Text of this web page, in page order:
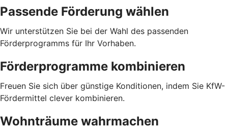
Passende Förderung wählen
Wir unterstützen Sie bei der Wahl des passenden
Förderprogramms für Ihr Vorhaben.
Förderprogramme kombinieren
Freuen Sie sich über günstige Konditionen, indem Sie KfW-
Fördermittel clever kombinieren.
Wohnträume wahrmachen